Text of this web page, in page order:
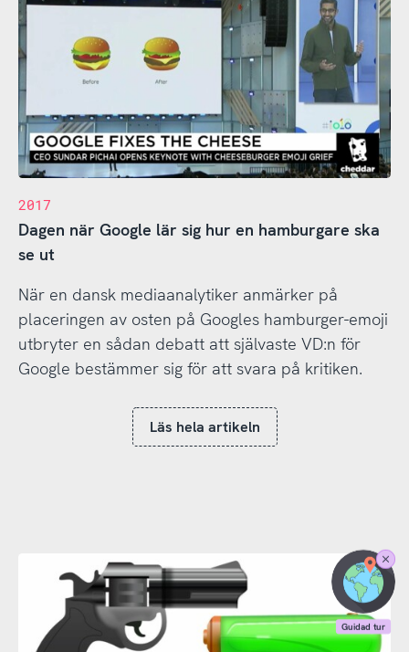
2017
Dagen när Google lär sig hur en hamburgare ska
se ut
När en dansk mediaanalytiker anmärker på
placeringen av osten på Googles hamburger-emoji
utbryter en sådan debatt att självaste VD:n för
Google bestämmer sig för att svara på kritiken.
Läs hela artikeln
Stäng
Guidad
tur